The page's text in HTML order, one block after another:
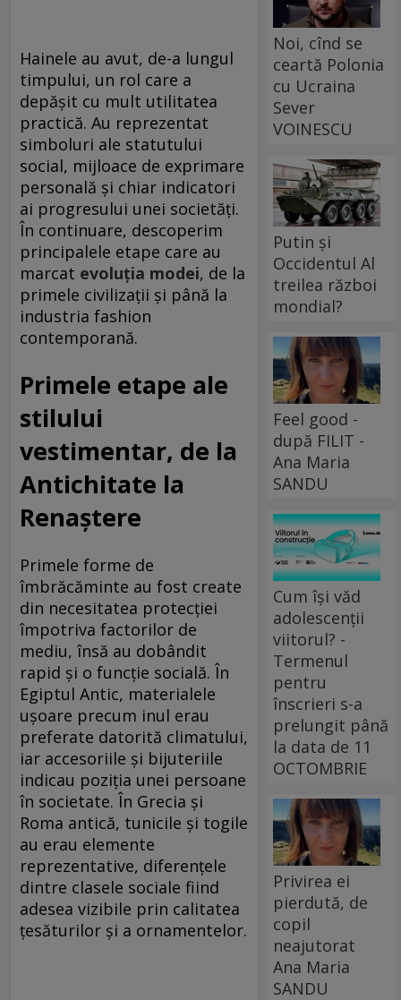
Hainele au avut, de-a lungul
timpului, un rol care a
depășit cu mult utilitatea
practică. Au reprezentat
simboluri ale statutului
social, mijloace de exprimare
personală și chiar indicatori
ai progresului unei societăți.
În continuare, descoperim
principalele etape care au
marcat evoluția modei, de la
primele civilizații și până la
industria fashion
contemporană.
Primele etape ale
stilului
vestimentar, de la
Antichitate la
Renaștere
Primele forme de
îmbrăcăminte au fost create
din necesitatea protecției
împotriva factorilor de
mediu, însă au dobândit
rapid și o funcție socială. În
Egiptul Antic, materialele
ușoare precum inul erau
preferate datorită climatului,
iar accesoriile și bijuteriile
indicau poziția unei persoane
în societate. În Grecia și
Roma antică, tunicile și togile
au erau elemente
reprezentative, diferențele
dintre clasele sociale fiind
adesea vizibile prin calitatea
țesăturilor și a ornamentelor.
Noi, cînd se
ceartă Polonia
cu Ucraina
Sever
VOINESCU
Putin și
Occidentul Al
treilea război
mondial?
Feel good -
după FILIT -
Ana Maria
SANDU
Cum își văd
adolescenții
viitorul? -
Termenul
pentru
înscrieri s-a
prelungit până
la data de 11
OCTOMBRIE
Privirea ei
pierdută, de
copil
neajutorat
Ana Maria
SANDU